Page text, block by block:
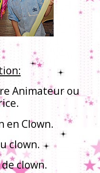
Animateur ou
en Clown.
clown.
clown.